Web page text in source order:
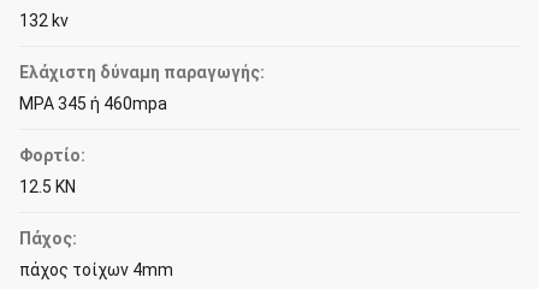
132 kv
Ελάχιστη δύναμη παραγωγής:
MPA 345 ή 460mpa
Φορτίο:
12.5 KN
Πάχος:
πάχος τοίχων 4mm